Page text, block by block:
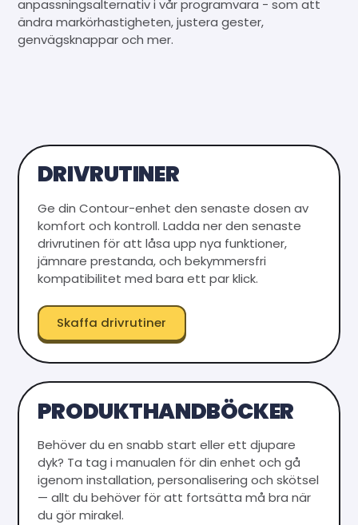
anpassningsalternativ i vår programvara - som att
ändra markörhastigheten, justera gester,
genvägsknappar och mer.
DRIVRUTINER
Ge din Contour-enhet den senaste dosen av
komfort och kontroll. Ladda ner den senaste
drivrutinen för att låsa upp nya funktioner,
jämnare prestanda, och bekymmersfri
kompatibilitet med bara ett par klick.
Skaffa drivrutiner
PRODUKTHANDBÖCKER
Behöver du en snabb start eller ett djupare
dyk? Ta tag i manualen för din enhet och gå
igenom installation, personalisering och skötsel
— allt du behöver för att fortsätta må bra när
du gör mirakel.